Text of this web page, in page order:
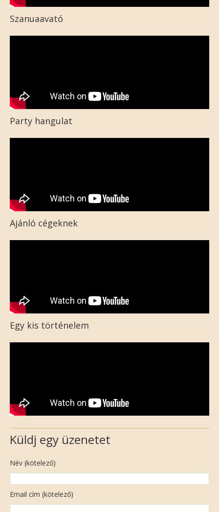
Szanuaavató
Party hangulat
Ajánló cégeknek
Egy kis történelem
Küldj egy üzenetet
Név (kötelező)
Email cím (kötelező)